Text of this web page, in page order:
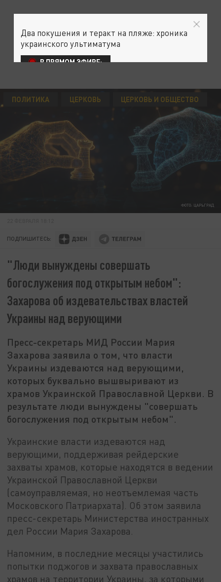
ФОТО: ЦАРЬГРАД
ПОЛИТИКА ЦЕРКОВЬ ЦЕРКОВЬ И ОБЩЕСТВО
ПОДПИШИТЕСЬ:
"Люди вынуждены совершать
богослужения под открытым небом":
Захарова об издевательствах властей
Украины над верующими
Пресс-секретарь МИД России Мария
Захарова заявила о том, что власти
Украины издеваются над верующими,
которых буквально вышвыривают из
храмов Украинской Православной Церкви. В
результате люди вынуждены "совершать
богослужения под открытым небом".
Украинские власти издеваются над
верующими, поддерживая рейдерские
захваты храмов, которые находятся в ведении
Украинской Православной Церкви
(самоуправляемая, но неотъемлемая часть
Московского Патриархата). Об этом заявила
пресс-секретарь Министерства иностранных
дел России Мария Захарова.
Напомним, в последние месяцы участились
попытки поджогов и захвата православных
храмов на территории Украины, за которыми
Два покушения и теракт на пляже: хроника
украинского ультиматума
В ПРЯМОМ ЭФИРЕ: